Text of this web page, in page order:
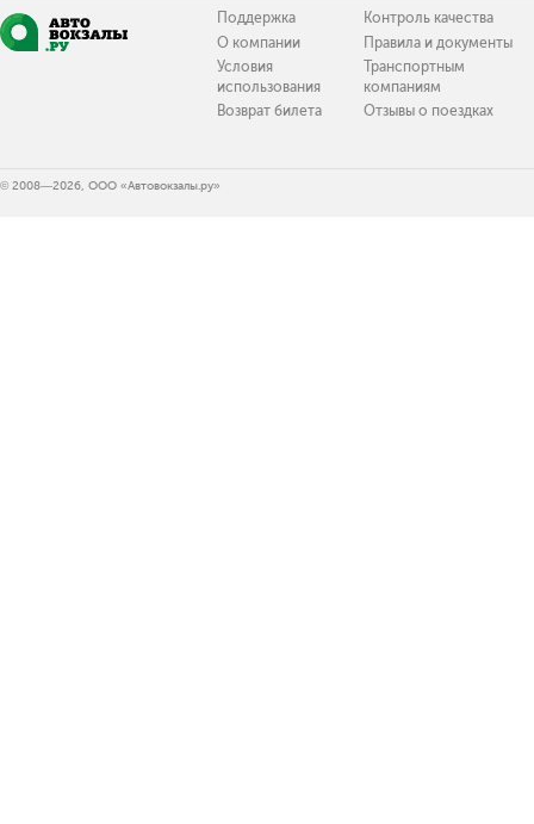
Поддержка
О компании
Условия
использования
Возврат билета
Контроль качества
Правила и документы
Транспортным
компаниям
Отзывы о поездках
© 2008—2026, ООО «Автовокзалы.ру»